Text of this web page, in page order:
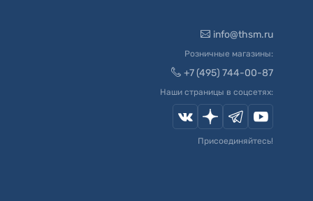
info@thsm.ru
Розничные магазины:
+7 (495) 744-00-87
Наши страницы в соцсетях:
Присоединяйтесь!